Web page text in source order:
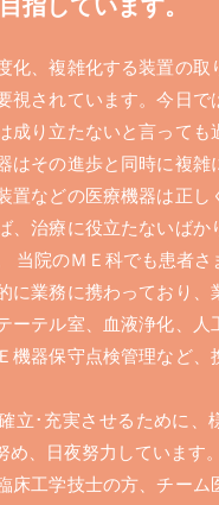
指しています。
、複雑化する装置の取
視されています。今日で
成り立たないと言っても
はその進歩と同時に複雑
置などの医療機器は正し
、治療に役立たないばか
当院のＭＥ科でも患者さ
に業務に携わっており、
ーテル室、血液浄化、人
機器保守点検管理など、
立･充実させるために、
、日夜努力しています。
床工学技士の方、チーム